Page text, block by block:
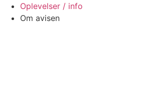
Oplevelser / info
Om avisen